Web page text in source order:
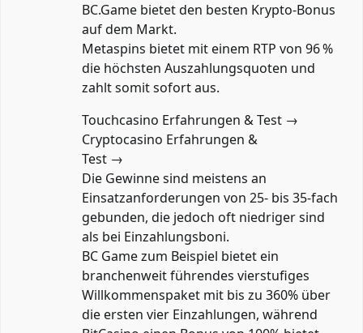
BC.Game bietet den besten Krypto-Bonus
auf dem Markt.
Metaspins bietet mit einem RTP von 96 %
die höchsten Auszahlungsquoten und
zahlt somit sofort aus.
Touchcasino Erfahrungen & Test →
Cryptocasino Erfahrungen &
Test →
Die Gewinne sind meistens an
Einsatzanforderungen von 25- bis 35-fach
gebunden, die jedoch oft niedriger sind
als bei Einzahlungsboni.
BC Game zum Beispiel bietet ein
branchenweit führendes vierstufiges
Willkommenspaket mit bis zu 360% über
die ersten vier Einzahlungen, während